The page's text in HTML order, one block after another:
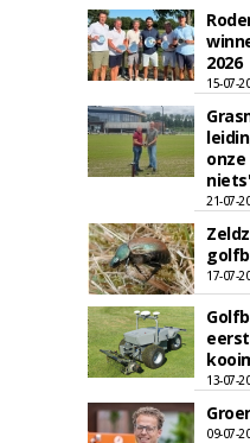
2026
15-07-
niets'
21-07-
17-07-
13-07-
09-07-